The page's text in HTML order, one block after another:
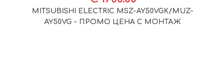
MITSUBISHI ELECTRIC MSZ-AY50VGK/MUZ-
AY50VG - ПРОМО ЦЕНА С МОНТАЖ